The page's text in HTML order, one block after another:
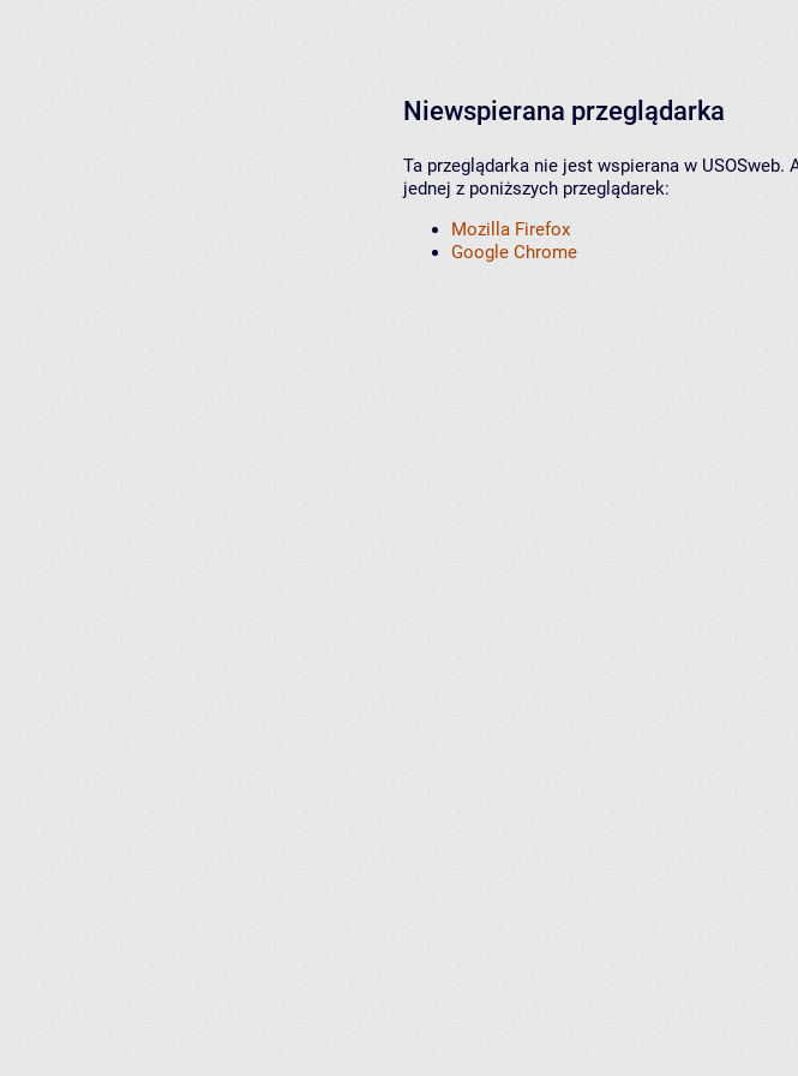
Niewspierana przeglądarka
Ta przeglądarka nie jest wspierana w
jednej z poniższych przeglądarek:
Mozilla Firefox
Google Chrome